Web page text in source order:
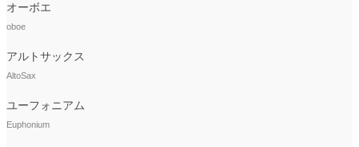
オーボエ
oboe
アルトサックス
AltoSax
ユーフォニアム
Euphonium